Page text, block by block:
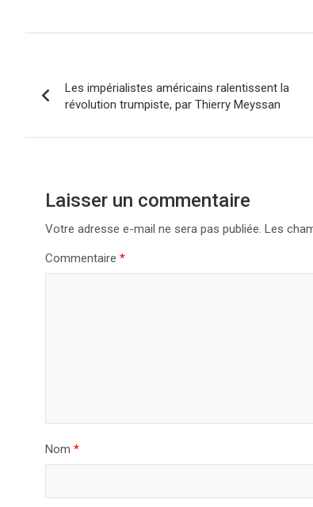
v
Les impérialistes américains ralentissent la
révolution trumpiste, par Thierry Meyssan
Laisser un commentaire
Votre adresse e-mail ne sera pas publiée. Les
Commentaire *
Nom *